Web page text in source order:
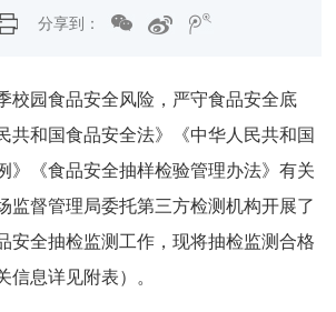
分享到：
校园食品安全风险，严守食品安全底
共和国食品安全法》《中华人民共和国
》《食品安全抽样检验管理办法》有关
监督管理局委托第三方检测机构开展了
安全抽检监测工作，现将抽检监测合格
信息详见附表）。